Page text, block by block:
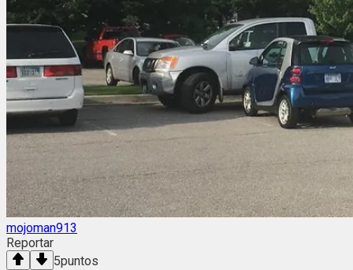
mojoman913
Reportar
5puntos